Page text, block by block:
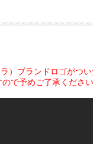
）ブランドロゴがつ
で予めご了承ください